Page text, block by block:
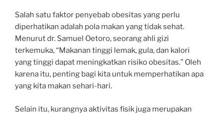
Salah satu faktor penyebab obesitas yang perlu
diperhatikan adalah pola makan yang tidak sehat.
Menurut dr. Samuel Oetoro, seorang ahli gizi
terkemuka, “Makanan tinggi lemak, gula, dan kalori
yang tinggi dapat meningkatkan risiko obesitas.” Oleh
karena itu, penting bagi kita untuk memperhatikan apa
yang kita makan sehari-hari.
Selain itu, kurangnya aktivitas fisik juga merupakan